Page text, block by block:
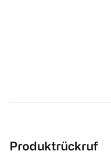
Produktrückruf